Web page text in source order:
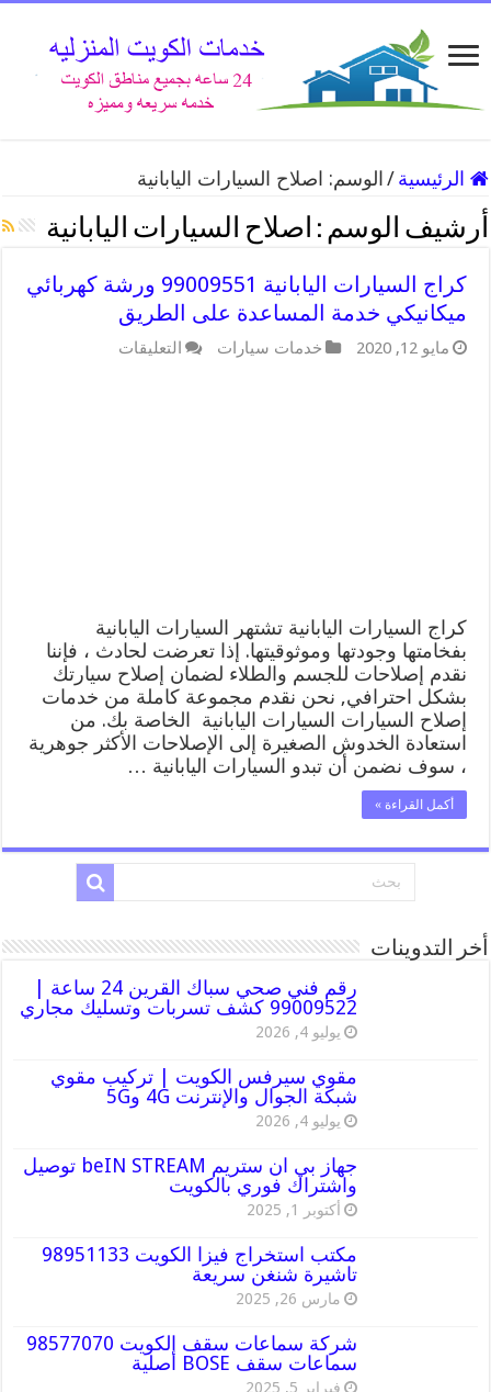
الرئيسية / الوسم: اصلاح السيارات اليابانية
أرشيف الوسم : اصلاح السيارات اليابانية
كراج السيارات اليابانية 99009551 ورشة كهربائي
ميكانيكي خدمة المساعدة على الطريق
مايو 12, 2020 خدمات سيارات التعليقات
كراج السيارات اليابانية تشتهر السيارات اليابانية
بفخامتها وجودتها وموثوقيتها. إذا تعرضت لحادث ، فإننا
نقدم إصلاحات للجسم والطلاء لضمان إصلاح سيارتك
بشكل احترافي, نحن نقدم مجموعة كاملة من خدمات
إصلاح السيارات السيارات اليابانية الخاصة بك. من
استعادة الخدوش الصغيرة إلى الإصلاحات الأكثر جوهرية
، سوف نضمن أن تبدو السيارات اليابانية …
أكمل القراءة »
أخر التدوينات
رقم فني صحي سباك القرين 24 ساعة |
99009522 كشف تسربات وتسليك مجاري
يوليو 4, 2026
مقوي سيرفس الكويت | تركيب مقوي
شبكة الجوال والإنترنت 4G و5G
يوليو 4, 2026
جهاز بي ان ستريم beIN STREAM توصيل
واشتراك فوري بالكويت
أكتوبر 1, 2025
مكتب استخراج فيزا الكويت 98951133
تاشيرة شنغن سريعة
مارس 26, 2025
شركة سماعات سقف الكويت 98577070
سماعات سقف BOSE أصلية
فبراير 5, 2025